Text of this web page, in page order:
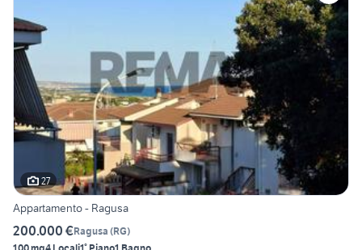
27
Appartamento - Ragusa
200.000 €Ragusa (RG)